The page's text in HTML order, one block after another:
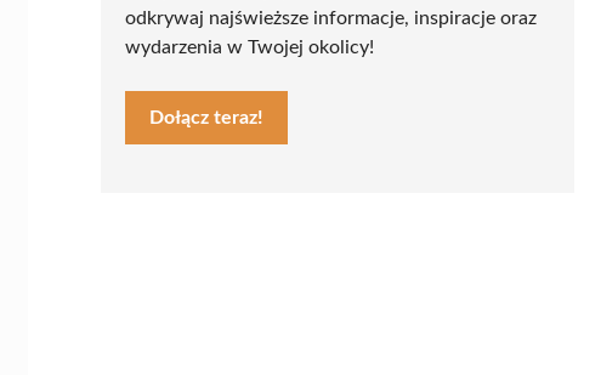
odkrywaj najświeższe informacje, inspiracje oraz
wydarzenia w Twojej okolicy!
Dołącz teraz!